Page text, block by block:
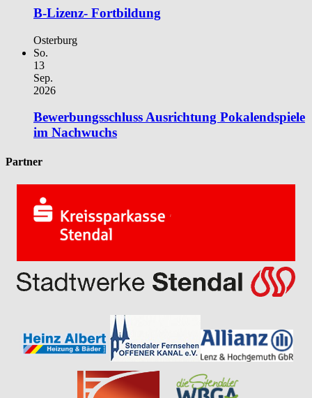
B-Lizenz- Fortbildung
Osterburg
So.
13
Sep.
2026
Bewerbungsschluss Ausrichtung Pokalendspiele
im Nachwuchs
Partner